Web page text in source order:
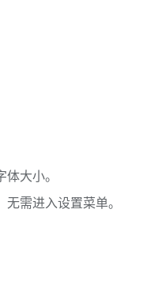
大小。
需进入设置菜单。